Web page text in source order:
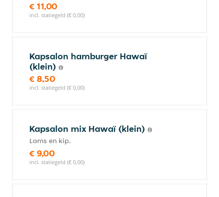
€ 11,00
incl. statiegeld (€ 0,00)
Kapsalon hamburger Hawaï
(klein)
€ 8,50
incl. statiegeld (€ 0,00)
Kapsalon mix Hawaï (klein)
Lams en kip.
€ 9,00
incl. statiegeld (€ 0,00)